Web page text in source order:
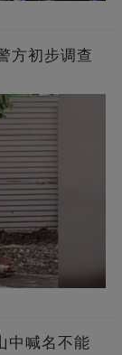
方初步调查
中喊名不能